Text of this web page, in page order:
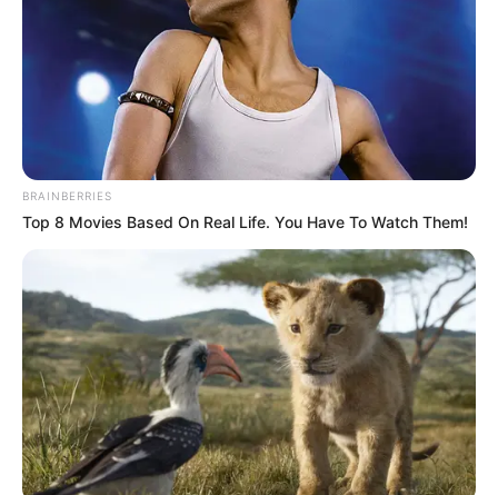
BRAINBERRIES
Top 8 Movies Based On Real Life. You Have To Watch Them!